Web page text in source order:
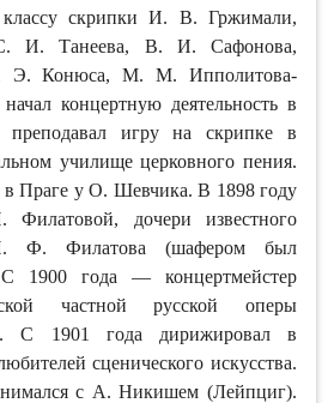
классу скрипки И. В. Гржимали,
И. Танеева, В. И. Сафонова,
Конюса, М. М. Ипполитова-
концертную деятельность в
преподавал игру на скрипке в
училище церковного пения.
в Праге у О. Шевчика. В 1898 году
дочери известного
Н. Ф. Филатова (шафером был
1900 года — концертмейстер
частной русской оперы
С 1901 года дирижировал в
сценического искусства.
с А. Никишем (Лейпциг).